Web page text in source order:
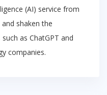
(AI) service from
shaken the
as ChatGPT and
companies.